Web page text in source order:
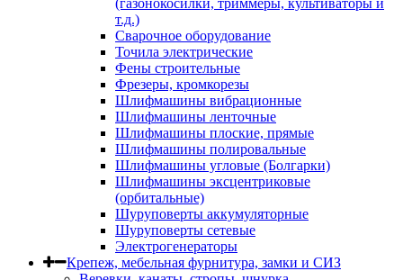
(газонокосилки, триммеры, культиваторы и
т.д.)
Сварочное оборудование
Точила электрические
Фены строительные
Фрезеры, кромкорезы
Шлифмашины вибрационные
Шлифмашины ленточные
Шлифмашины плоские, прямые
Шлифмашины полировальные
Шлифмашины угловые (Болгарки)
Шлифмашины эксцентриковые
(орбитальные)
Шуруповерты аккумуляторные
Шуруповерты сетевые
Электрогенераторы
Крепеж, мебельная фурнитура, замки и СИЗ